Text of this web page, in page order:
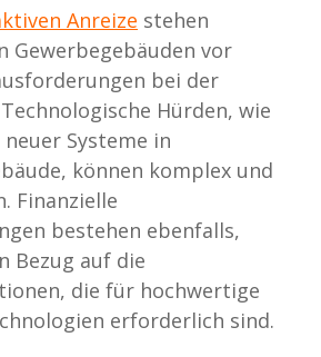
Anreize stehen
Gewerbegebäuden vor
bei der
Hürden, wie
Systeme in
können komplex und
Finanzielle
bestehen ebenfalls,
Bezug auf die
die für hochwertige
erforderlich sind.